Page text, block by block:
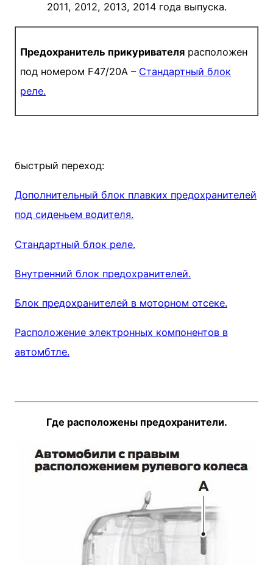
2011, 2012, 2013, 2014 года выпуска.
Предохранитель прикуривателя расположен
под номером F47/20A – Стандартный блок
реле.
быстрый переход:
Дополнительный блок плавких предохранителей
под сиденьем водителя.
Стандартный блок реле.
Внутренний блок предохранителей.
Блок предохранителей в моторном отсеке.
Расположение электронных компонентов в
автомбтле.
Где расположены предохранители.